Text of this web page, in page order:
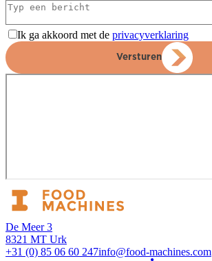
Ik ga akkoord met de privacyverklaring
Versturen
De Meer 3
8321 MT Urk
+31 (0) 85 06 60 247info@food-machines.com